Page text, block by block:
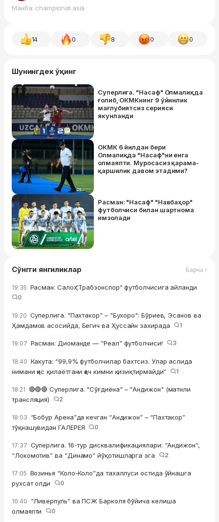
Манба: championat.asia
14 0 8 0 0
Шунингдек ўқинг
Суперлига. "Насаф" Олмалиқда
ғолиб, ОКМКнинг 9 ўйинлик
мағлубиятсиз серияси
якунланди
ОКМК 6 йилдан бери
Олмалиқда "Насаф"ни енга
олмаяпти. Муросасиз қарама-
қаршилик давом этадими?
Расман: "Насаф" "Навбаҳор"
футболчиси билан шартнома
имзолади
Сўнгги янгиликлар Барча ›
19:35 Расман: Салоҳ “Трабзонспор” футболчисига айланди
0
19:20 Суперлига. "Пахтакор" – "Бухоро": Бўриев, Эсанов ва
Ҳамдамов асосийда, Бегич ва Ҳуссайн захирада
1
19:07 Расман: Диоманде — “Реал” футболчиси! 3
18:40 Какута: “99,9% футболчилар бахтсиз. Улар аслида
нимани ҳис қилаётгани ҳеч кимни қизиқтирмайди”
1
18:21 🔴🔴🔴 Суперлига. "Сўғдиёна" – "Андижон" (матнли
трансляция)
2
18:03 “Бобур Арена”да кечган “Андижон” – “Пахтакор”
тўқнашувидан ГАЛЕРЕЯ
0
17:37 Суперлига. 16-тур дисквалификациялари: “Андижон”,
“Локомотив” ва “Динамо” йўқотишларга эга
2
17:05 Возинья “Коло-Коло”да тахаллуси остида ўйнашга
рухсат олди
0
16:40 “Ливерпуль” ва ПСЖ Барколя бўйича келиша
олмаяпти
0